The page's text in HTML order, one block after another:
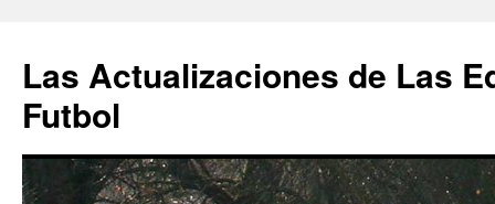
Las Actualizaciones de Las
Futbol